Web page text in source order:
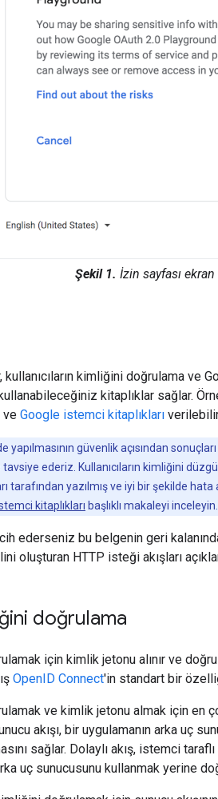
Şekil 1. İzin sayfası
kullanıcıların kimliğini doğrulama
kullanabileceğiniz kitaplıklar sağlar.
ve Google istemci kitaplıkları
yapılmasının güvenlik açısından
ederiz. Kullanıcıların kimliğini
tarafından yazılmış ve iyi bir şekilde hata
kitaplıkları başlıklı makaleyi inceleyin.
ederseniz bu belgenin geri
oluşturan HTTP isteği akışları
doğrulama
için kimlik jetonu alınır ve
OpenID Connect'in standart bir
ve kimlik jetonu almak için en
akışı, bir uygulamanın arka uç
sağlar. Dolaylı akış, istemci
uç sunucusunu kullanmak yerine